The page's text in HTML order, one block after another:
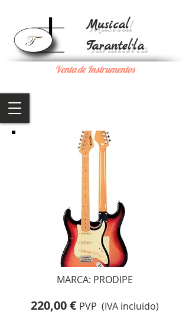
Musical
Tarantel·la
Venta de Instrumentos
MARCA: PRODIPE
220,00 € PVP (IVA incluido)